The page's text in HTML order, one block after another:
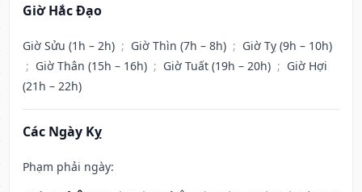
Giờ Hắc Đạo
Giờ Sửu (1h – 2h) ; Giờ Thìn (7h – 8h) ; Giờ Tỵ (9h – 10h)
; Giờ Thân (15h – 16h) ; Giờ Tuất (19h – 20h) ; Giờ Hợi
(21h – 22h)
Các Ngày Kỵ
Phạm phải ngày: